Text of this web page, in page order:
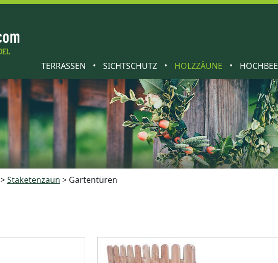
TERRASSEN • SICHTSCHUTZ • HOLZZÄUNE •
>Staketenzaun > Gartentüren